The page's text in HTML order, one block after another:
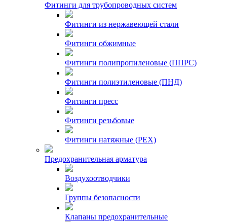
Фитинги для трубопроводных систем
Фитинги из нержавеющей стали
Фитинги обжимные
Фитинги полипропиленовые (ППРС)
Фитинги полиэтиленовые (ПНД)
Фитинги пресс
Фитинги резьбовые
Фитинги натяжные (PEX)
Предохранительная арматура
Воздухоотводчики
Группы безопасности
Клапаны предохранительные